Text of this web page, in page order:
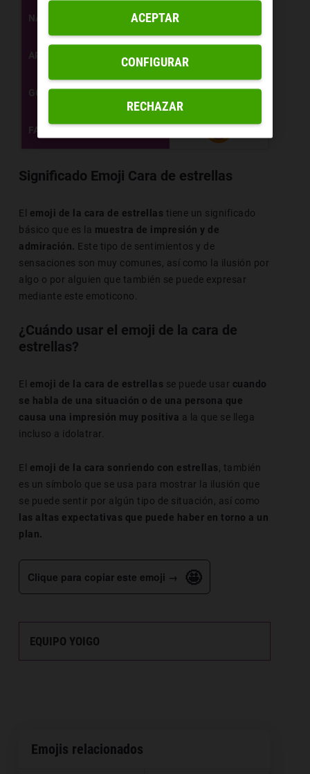
NAVEGADOR
APPLE
GOOGLE/ANDROID
FACEBOOK/INSTAGRAM
Significado Emoji Cara de estrellas
El emoji de la cara de estrellas tiene un significado
básico que es la muestra de impresión y de
admiración. Este tipo de sentimientos y de
sensaciones son muy comunes, así como la ilusión por
algo o por alguien que también se puede expresar
mediante este emoticono.
¿Cuándo usar el emoji de la cara de
estrellas?
El emoji de la cara de estrellas se puede usar cuando
se habla de una situación o de una persona que
causa una impresión muy positiva a la que se llega
incluso a idolatrar.
El emoji de la cara sonriendo con estrellas , también
es un símbolo que se usa para mostrar la ilusión que
se puede sentir por algún tipo de situación, así como
las altas expectativas que puede haber en torno a un
plan.
Clique para copiar este emoji → 🤩
EQUIPO YOIGO
Emojis relacionados
RECHAZAR
ACEPTAR
CONFIGURAR